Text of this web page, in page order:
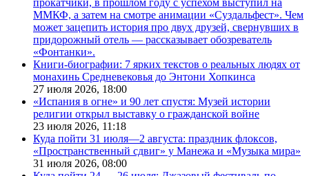
ММКФ, а затем на смотре анимации «Суздальфест». Чем
может зацепить история про двух друзей, свернувших в
придорожный отель — рассказывает обозреватель
«Фонтанки».
Книги-биографии: 7 ярких текстов о реальных людях от
монахинь Средневековья до Энтони Хопкинса
27 июля 2026, 18:00
«Испания в огне» и 90 лет спустя: Музей истории
религии открыл выставку о гражданской войне
23 июля 2026, 11:18
Куда пойти 31 июля—2 августа: праздник флоксов,
«Пространственный сдвиг» у Манежа и «Музыка мира»
31 июля 2026, 08:00